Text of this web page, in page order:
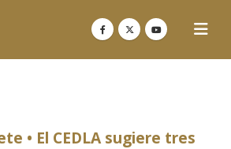
• El CEDLA sugiere tres